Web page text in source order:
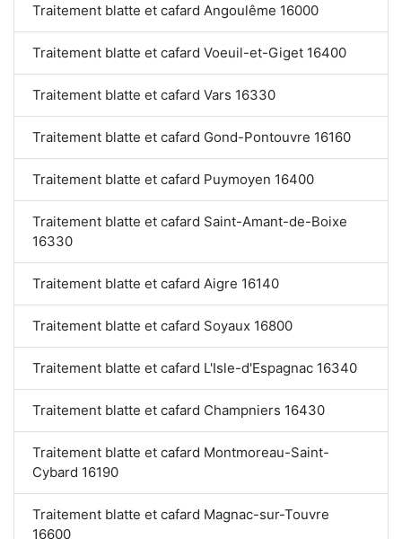
Traitement blatte et cafard Angoulême 16000
Traitement blatte et cafard Voeuil-et-Giget 16400
Traitement blatte et cafard Vars 16330
Traitement blatte et cafard Gond-Pontouvre 16160
Traitement blatte et cafard Puymoyen 16400
Traitement blatte et cafard Saint-Amant-de-Boixe
16330
Traitement blatte et cafard Aigre 16140
Traitement blatte et cafard Soyaux 16800
Traitement blatte et cafard L'Isle-d'Espagnac 16340
Traitement blatte et cafard Champniers 16430
Traitement blatte et cafard Montmoreau-Saint-
Cybard 16190
Traitement blatte et cafard Magnac-sur-Touvre
16600